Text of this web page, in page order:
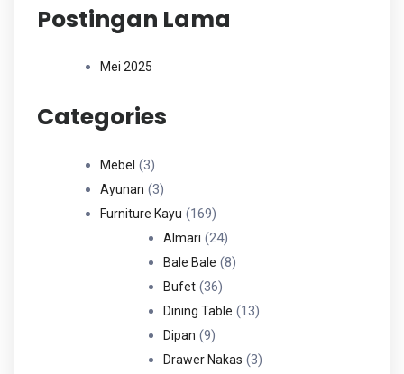
Postingan Lama
Mei 2025
Categories
Mebel 33
Produk
Ayunan 33
Produk
Furniture Kayu 169169
Produk
Almari 2424
Produk
Bale Bale 88
Bufet 3636
Produk
Dining Table 1313
Dipan 99
Produk
Drawer Nakas 33